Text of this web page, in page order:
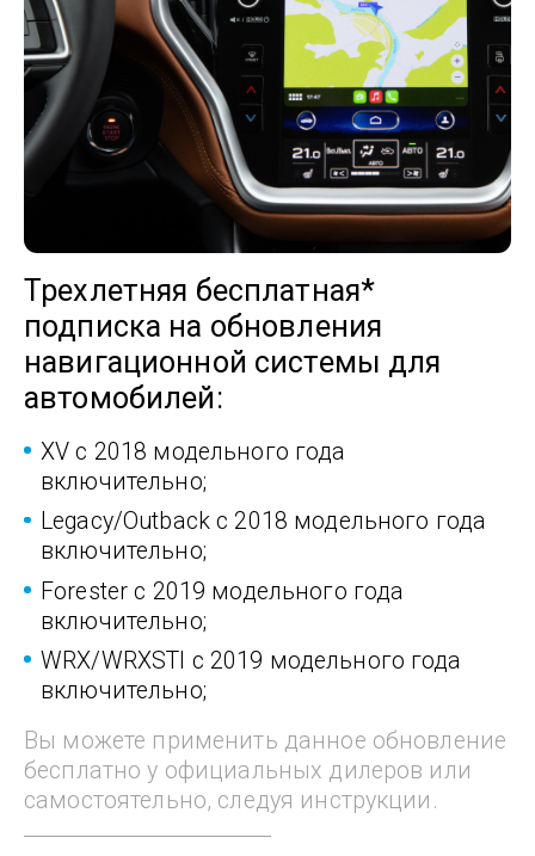
Трехлетняя бесплатная*
подписка на обновления
навигационной системы для
автомобилей:
XV с 2018 модельного года
включительно;
Legacy/Outback с 2018 модельного года
включительно;
Forester с 2019 модельного года
включительно;
WRX/WRXSTI с 2019 модельного года
включительно;
Вы можете применить данное обновление
бесплатно у официальных дилеров или
самостоятельно, следуя инструкции.